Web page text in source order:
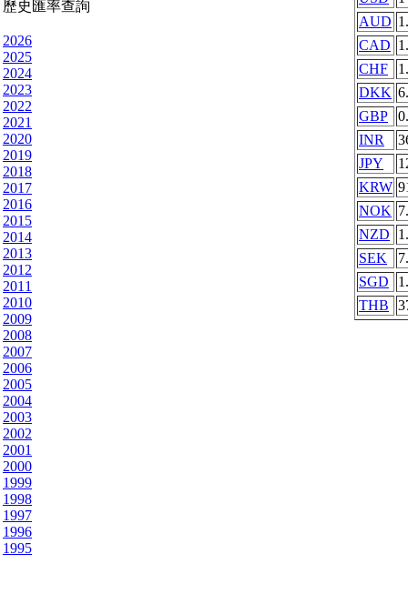
歷史匯率查詢
2026
2025
2024
2023
2022
2021
2020
2019
2018
2017
2016
2015
2014
2013
2012
2011
2010
2009
2008
2007
2006
2005
2004
2003
2002
2001
2000
1999
1998
1997
1996
1995
AUD
CAD
CHF
DKK
GBP
INR
JPY
KRW
NOK
NZD
SEK
SGD
THB